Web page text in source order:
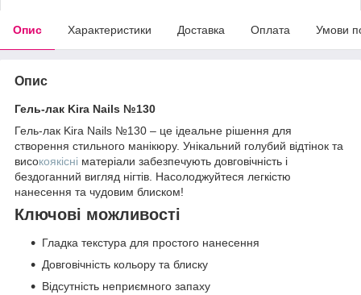
Опис Характеристики Доставка Оплата Умови
Опис
Гель-лак Kira Nails №130
Гель-лак Kira Nails №130 – це ідеальне рішення для
створення стильного манікюру. Унікальний голубий відтінок та
високоякісні матеріали забезпечують довговічність і
бездоганний вигляд нігтів. Насолоджуйтеся легкістю
нанесення та чудовим блиском!
Ключові можливості
Гладка текстура для простого нанесення
Довговічність кольору та блиску
Відсутність неприємного запаху